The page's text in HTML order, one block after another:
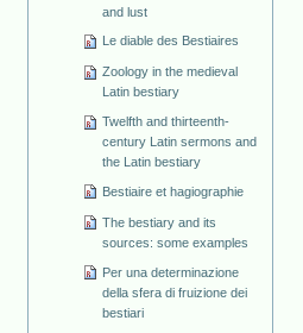
and lust
Le diable des Bestiaires
Zoology in the medieval
Latin bestiary
Twelfth and thirteenth-
century Latin sermons and
the Latin bestiary
Bestiaire et hagiographie
The bestiary and its
sources: some examples
Per una determinazione
della sfera di fruizione dei
bestiari